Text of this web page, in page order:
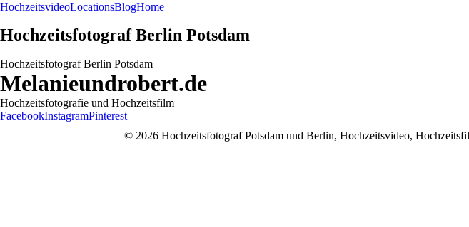
HochzeitsvideoLocationsBlogHome
Hochzeitsfotograf Berlin Potsdam
Hochzeitsfotograf Berlin Potsdam
Melanieundrobert.de
Hochzeitsfotografie und Hochzeitsfilm
FacebookInstagramPinterest
© 2026 Hochzeitsfotograf Potsdam und Berlin, Hochzeitsvideo,